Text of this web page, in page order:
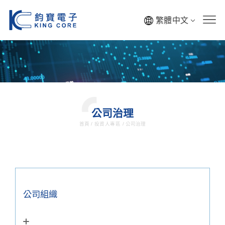
繁體中文
公司治理
首頁 / 投資人專區 / 公司治理
公司組織